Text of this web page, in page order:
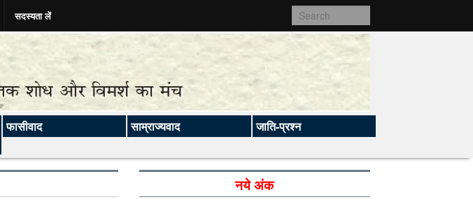
सदस्यता लें
फासीवाद साम्राज्यवाद जाति-प्रश्न
नये अंक